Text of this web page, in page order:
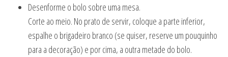
Desenforme o bolo sobre uma mesa.
Corte ao meio. No prato de servir, coloque a parte inferior,
espalhe o brigadeiro branco (se quiser, reserve um pouquinho
para a decoração) e por cima, a outra metade do bolo.